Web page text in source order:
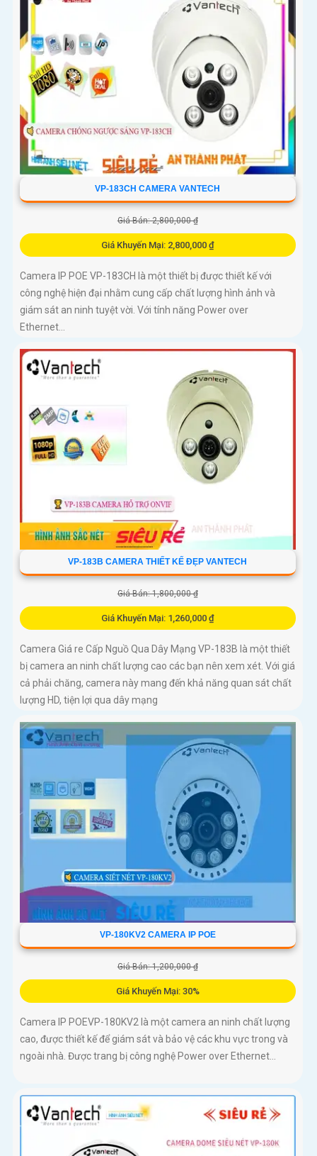
VP-183CH CAMERA VANTECH
Giá Bán: 2,800,000 ₫
Giá Khuyến Mại: 2,800,000 ₫
Camera IP POE VP-183CH là một thiết bị được thiết kế với
công nghệ hiện đại nhằm cung cấp chất lượng hình ảnh và
giám sát an ninh tuyệt vời. Với tính năng Power over
Ethernet...
VP-183B CAMERA THIẾT KẾ ĐẸP VANTECH
Giá Bán: 1,800,000 ₫
Giá Khuyến Mại: 1,260,000 ₫
Camera Giá re Cấp Nguồ Qua Dây Mạng VP-183B là một thiết
bị camera an ninh chất lượng cao các bạn nên xem xét. Với giá
cả phải chăng, camera này mang đến khả năng quan sát chất
lượng HD, tiện lợi qua dây mạng
VP-180KV2 CAMERA IP POE
Giá Bán: 1,200,000 ₫
Giá Khuyến Mại: 30%
Camera IP POEVP-180KV2 là một camera an ninh chất lượng
cao, được thiết kế để giám sát và bảo vệ các khu vực trong và
ngoài nhà. Được trang bị công nghệ Power over Ethernet...